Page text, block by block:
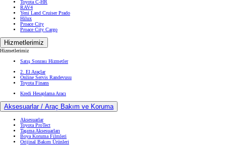
Toyota C-HR
RAV4
Yeni Land Cruiser Prado
Hilux
Proace City
Proace City Cargo
Hizmetlerimiz
Hizmetlerimiz
Satış Sonrası Hizmetler
2. El Araçlar
Online Servis Randevusu
Toyota Finans
Kredi Hesaplama Aracı
Aksesuarlar / Araç Bakım ve Koruma
Aksesuarlar
Toyota ProTect
Taşıma Aksesuarları
Boya Koruma Filmleri
Orijinal Bakım Ürünleri